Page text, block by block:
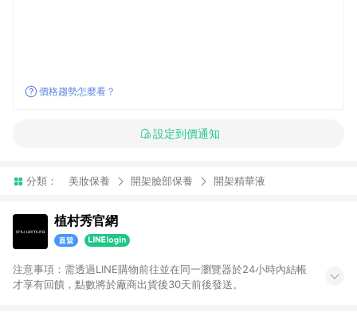
價格趨勢怎麼看？
設定到價通知
分類： 美妝保養 開架臉部保養 開架精華液
植村秀官網
注意事項：需透過LINE購物前往並在同一瀏覽器於24小時內結帳
才享有回饋，點數將於廠商出貨後30天前後發送。